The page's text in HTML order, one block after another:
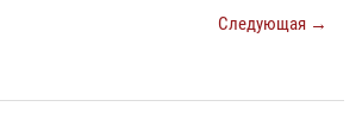
Следующая →